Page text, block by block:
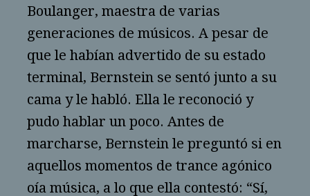
Boulanger, maestra de varias
generaciones de músicos. A pesar de
que le habían advertido de su estado
terminal, Bernstein se sentó junto a su
cama y le habló. Ella le reconoció y
pudo hablar un poco. Antes de
marcharse, Bernstein le preguntó si en
aquellos momentos de trance agónico
oía música, a lo que ella contestó: “Sí,